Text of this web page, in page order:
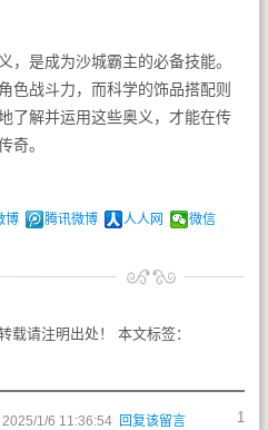
，是成为沙城霸主的必备技能。
色战斗力，而科学的饰品搭配则
了解并运用这些奥义，才能在传
奇。
博 腾讯微博 人人网 微信
载请注明出处！ 本文标签：
1
2025/1/6 11:36:54 回复该留言